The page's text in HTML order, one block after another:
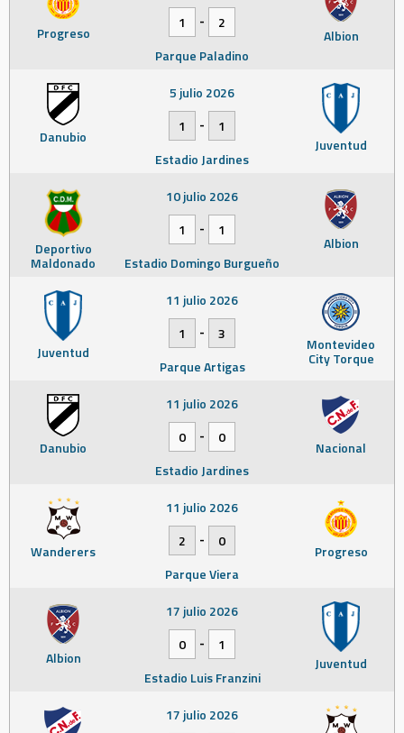
Progreso Albion
1
-
2
Parque Paladino
Danubio Juventud
5 julio 2026
1
-
1
Estadio Jardines
Deportivo
Maldonado
Albion
10 julio 2026
1
-
1
Estadio Domingo Burgueño
Juventud Montevideo
City Torque
11 julio 2026
1
-
3
Parque Artigas
Danubio Nacional
11 julio 2026
0
-
0
Estadio Jardines
Wanderers Progreso
11 julio 2026
2
-
0
Parque Viera
Albion Juventud
17 julio 2026
0
-
1
Estadio Luis Franzini
17 julio 2026